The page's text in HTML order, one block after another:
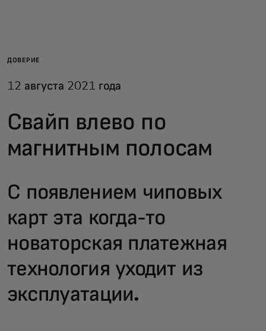
Для бизнеса
ДОВЕРИЕ
12 августа 2021 года
Свайп влево по
магнитным полосам
С появлением чиповых
карт эта когда-то
новаторская платежная
технология уходит из
эксплуатации.